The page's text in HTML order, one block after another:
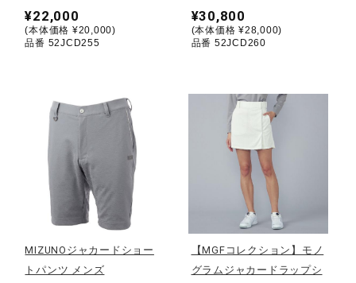
ウォーキングシューズ
ライフスタイルグッズ
インナー
寝具／ミズノスリープ
アウトドア／レイン
¥22,000
(本体価格 ¥20,000)
品番 52JCD255
¥30,800
(本体価格 ¥28,000)
品番 52JCD260
MIZUNOジャカードショー
トパンツ メンズ
【MGFコレクション】モノ
グラムジャカードラップシ